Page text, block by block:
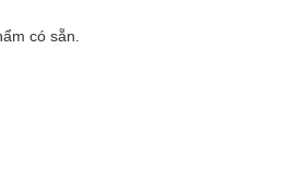
có sẵn.